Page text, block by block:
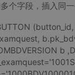
个字段，插入同
b